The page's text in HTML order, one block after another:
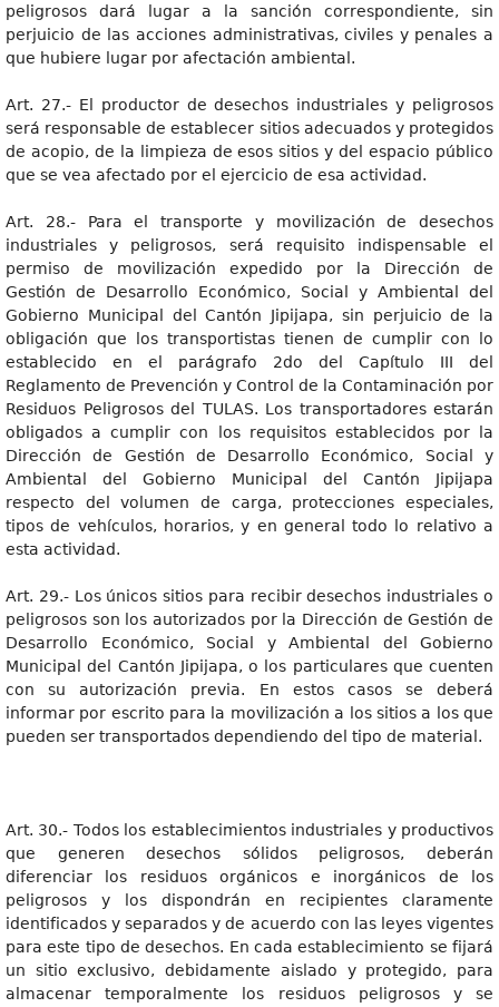
peligrosos dará lugar a la sanción correspondiente, sin
perjuicio de las acciones administrativas, civiles y penales a
que hubiere lugar por afectación ambiental.
Art. 27.- El productor de desechos industriales y peligrosos
será responsable de establecer sitios adecuados y protegidos
de acopio, de la limpieza de esos sitios y del espacio público
que se vea afectado por el ejercicio de esa actividad.
Art. 28.- Para el transporte y movilización de desechos
industriales y peligrosos, será requisito indispensable el
permiso de movilización expedido por la Dirección de
Gestión de Desarrollo Económico, Social y Ambiental del
Gobierno Municipal del Cantón Jipijapa, sin perjuicio de la
obligación que los transportistas tienen de cumplir con lo
establecido en el parágrafo 2do del Capítulo III del
Reglamento de Prevención y Control de la Contaminación por
Residuos Peligrosos del TULAS. Los transportadores estarán
obligados a cumplir con los requisitos establecidos por la
Dirección de Gestión de Desarrollo Económico, Social y
Ambiental del Gobierno Municipal del Cantón Jipijapa
respecto del volumen de carga, protecciones especiales,
tipos de vehículos, horarios, y en general todo lo relativo a
esta actividad.
Art. 29.- Los únicos sitios para recibir desechos industriales o
peligrosos son los autorizados por la Dirección de Gestión de
Desarrollo Económico, Social y Ambiental del Gobierno
Municipal del Cantón Jipijapa, o los particulares que cuenten
con su autorización previa. En estos casos se deberá
informar por escrito para la movilización a los sitios a los que
pueden ser transportados dependiendo del tipo de material.
Art. 30.- Todos los establecimientos industriales y productivos
que generen desechos sólidos peligrosos, deberán
diferenciar los residuos orgánicos e inorgánicos de los
peligrosos y los dispondrán en recipientes claramente
identificados y separados y de acuerdo con las leyes vigentes
para este tipo de desechos. En cada establecimiento se fijará
un sitio exclusivo, debidamente aislado y protegido, para
almacenar temporalmente los residuos peligrosos y se